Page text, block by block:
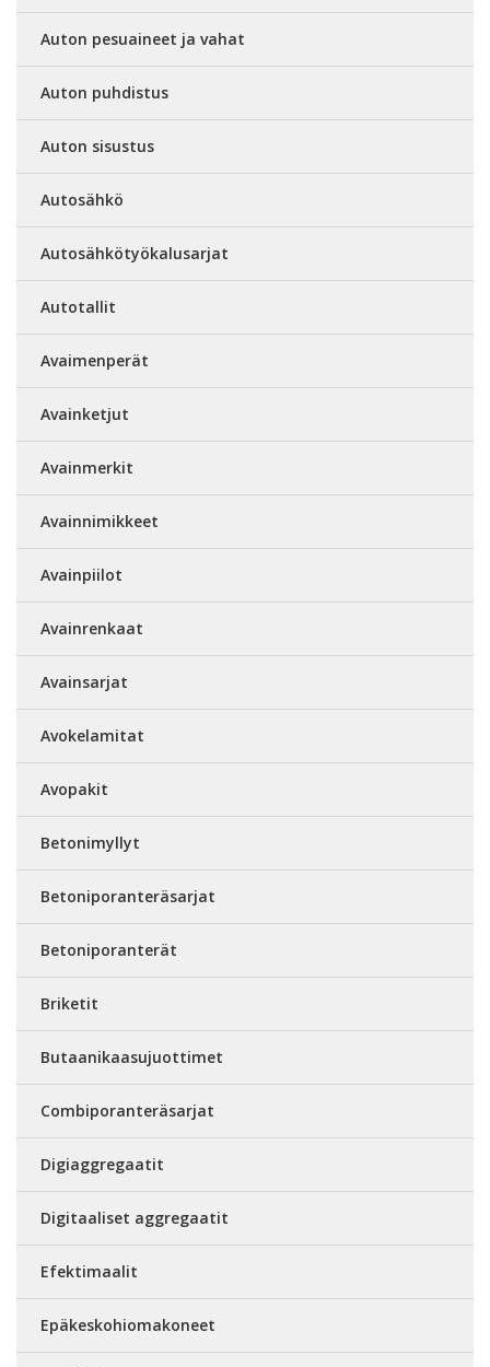
Auton pesuaineet ja vahat
Auton puhdistus
Auton sisustus
Autosähkö
Autosähkötyökalusarjat
Autotallit
Avaimenperät
Avainketjut
Avainmerkit
Avainnimikkeet
Avainpiilot
Avainrenkaat
Avainsarjat
Avokelamitat
Avopakit
Betonimyllyt
Betoniporanteräsarjat
Betoniporanterät
Briketit
Butaanikaasujuottimet
Combiporanteräsarjat
Digiaggregaatit
Digitaaliset aggregaatit
Efektimaalit
Epäkeskohiomakoneet